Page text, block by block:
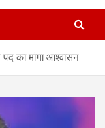
का मांगा आश्वासन